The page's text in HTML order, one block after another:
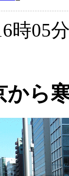
時05
ら